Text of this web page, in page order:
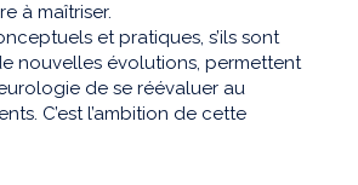
à maîtriser.
et pratiques, s’ils sont
nouvelles évolutions, permettent
de se réévaluer au
C’est l’ambition de cette